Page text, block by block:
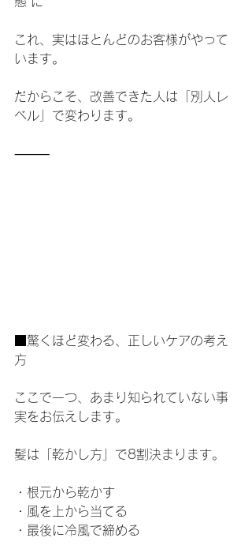
これ、実はほとんどのお客様がやって
います。
だからこそ、改善できた人は「別人レ
ベル」で変わります。
⸻
■驚くほど変わる、正しいケアの考え
方
ここで一つ、あまり知られていない事
実をお伝えします。
髪は「乾かし方」で8割決まります。
・根元から乾かす
・風を上から当てる
・最後に冷風で締める